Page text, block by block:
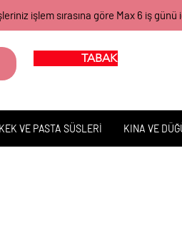
işlem sırasına göre Max 6 iş
TABAK BARDAK
KEK VE PASTA SÜSLERİ KINA VE